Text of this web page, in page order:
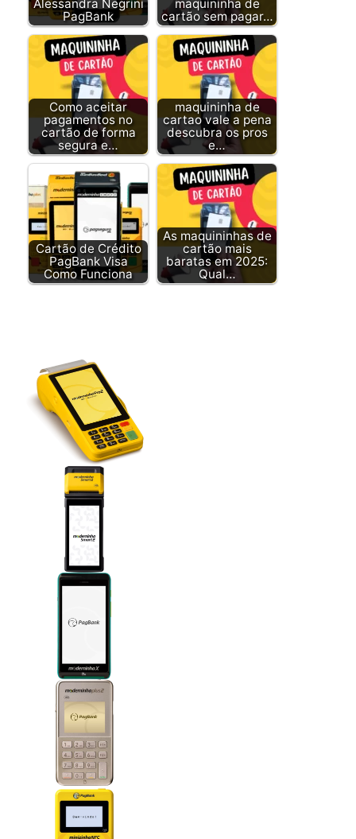
Alessandra Negrini
PagBank
maquininha de
cartão sem pagar…
Como aceitar
pagamentos no
cartão de forma
segura e…
maquininha de
cartao vale a pena
descubra os pros
e…
Cartão de Crédito
PagBank Visa
Como Funciona
As maquininhas de
cartão mais
baratas em 2025:
Qual…